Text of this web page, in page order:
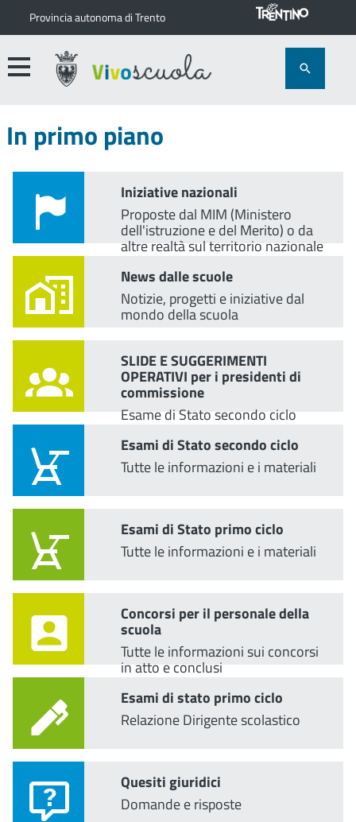
Provincia autonoma di Trento
In primo piano
Iniziative nazionali
Proposte dal MIM (Ministero
dell'istruzione e del Merito) o da
altre realtà sul territorio nazionale
News dalle scuole
Notizie, progetti e iniziative dal
mondo della scuola
SLIDE E SUGGERIMENTI
OPERATIVI per i presidenti di
commissione
Esame di Stato secondo ciclo
Esami di Stato secondo ciclo
Tutte le informazioni e i materiali
Esami di Stato primo ciclo
Tutte le informazioni e i materiali
Concorsi per il personale della
scuola
Tutte le informazioni sui concorsi
in atto e conclusi
Esami di stato primo ciclo
Relazione Dirigente scolastico
Quesiti giuridici
Domande e risposte